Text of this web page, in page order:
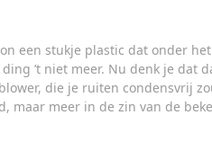
een stukje plastic dat onder
’t niet meer. Nu denk je dat
die je ruiten condensvrij
maar meer in de zin van de